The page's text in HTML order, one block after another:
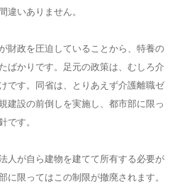
違いありません。
財政を圧迫していることから、特養の
ばかりです。足元の政策は、むしろ介
です。同省は、とりあえず介護離職ゼ
建設の前倒しを実施し、都市部に限っ
です。
人が自ら建物を建てて所有する必要が
に限ってはこの制限が撤廃されます。